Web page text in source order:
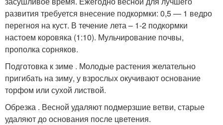
развития требуется внесение подкормки: 0,5 — 1 ведро
перегноя на куст. В течение лета – 1-2 подкормки
настоем коровяка (1:10). Мульчирование почвы,
прополка сорняков.
Подготовка к зиме . Молодые растения желательно
пригибать на зиму, у взрослых окучивают основание
торфом или сухой листвой.
Обрезка . Весной удаляют подмерзшие ветви, старые
удаляют до основания после цветения.